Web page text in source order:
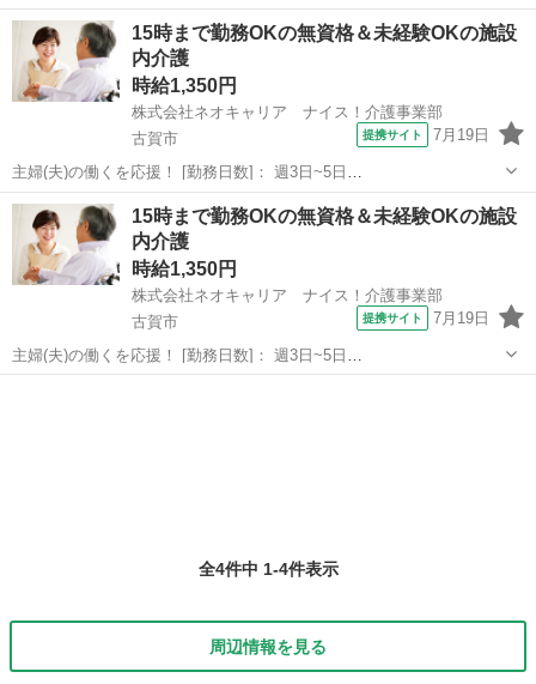
と思われる方はいらっしゃいませんか。 ヘルバー2級とガイドヘルパ
ーをもってらっしゃる方を探しています。 求職中、昔してたが今は休
職中、これからやってみたいと思...
福岡 古賀市 ホームヘルパー 障がい者
15時まで勤務OKの無資格＆未経験OKの施設
内介護
時給1,350円
株式会社ネオキャリア ナイス！介護事業部
古賀市
提携サイト 7月19日
主婦(夫)の働くを応援！ [勤務日数]： 週3日~5日
09:00~15:00/10:00~16:00/07:00~16:00/09:00~18:00/11:00~20:00 月/
火/水/木/金/土/日 などから選べます ...
福岡 古賀市 ホームヘルパー
15時まで勤務OKの無資格＆未経験OKの施設
内介護
時給1,350円
株式会社ネオキャリア ナイス！介護事業部
古賀市
提携サイト 7月19日
主婦(夫)の働くを応援！ [勤務日数]： 週3日~5日
09:00~15:00/10:00~16:00/07:00~16:00/09:00~18:00/11:00~20:00 月/
全4件中 1-4件表示
周辺情報を見る